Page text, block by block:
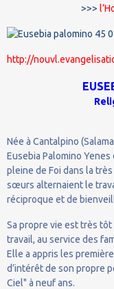
>>>
http://
Née à Cantalpino
Eusebia Palomino
pleine de Foi dans la
sœurs alternaient le
réciproque et de
Sa propre vie est très
travail, au service des
Elle a appris les
d’intérêt de son propre
Ciel" à neuf ans.